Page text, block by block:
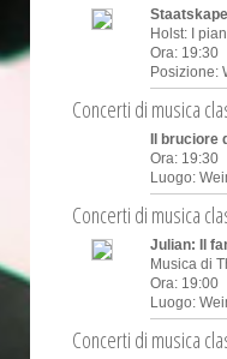
Holst: I
Ora: 19:30
Posizione:
Concerti di musica
Il bruciore
Ora: 19:30
Luogo:
Concerti di musica
Julian: Il
Musica di
Ora: 19:00
Luogo:
Concerti di musica